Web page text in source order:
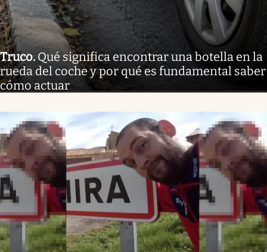
Truco.Qué significa encontrar una botella en la
rueda del coche y por qué es fundamental saber
cómo actuar